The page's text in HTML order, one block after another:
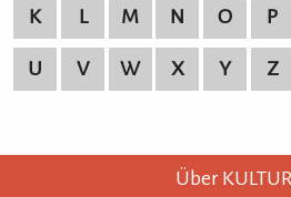
K L M N O P
U V W X Y Z
KULTURpur - wissen
KULTURpur FooterÜber